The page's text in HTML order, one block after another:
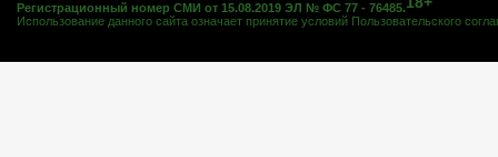
Регистрационный номер СМИ от 15.08.2019 ЭЛ № ФС 77 - 76485.
Использование данного сайта означает принятие условий Пользовательского